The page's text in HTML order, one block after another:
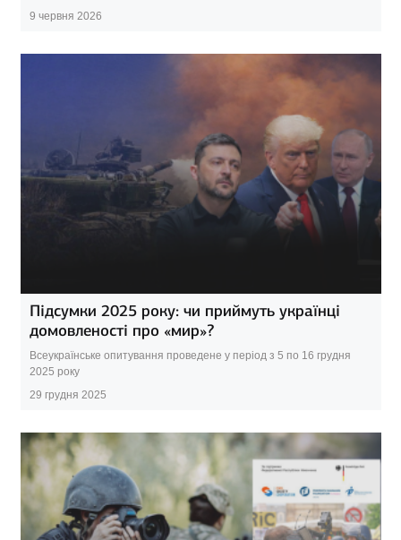
9 червня 2026
Підсумки 2025 року: чи приймуть українці
домовленості про «мир»?
Всеукраїнське опитування проведене у період з 5 по 16 грудня
2025 року
29 грудня 2025